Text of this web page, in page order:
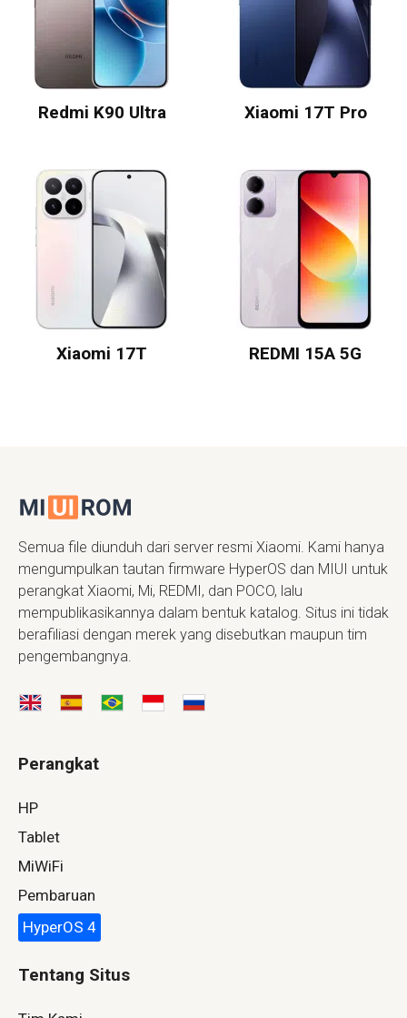
Redmi K90 Ultra Xiaomi 17T Pro
Xiaomi 17T REDMI 15A 5G
Semua file diunduh dari server resmi Xiaomi. Kami hanya
mengumpulkan tautan firmware HyperOS dan MIUI untuk
perangkat Xiaomi, Mi, REDMI, dan POCO, lalu
mempublikasikannya dalam bentuk katalog. Situs ini tidak
berafiliasi dengan merek yang disebutkan maupun tim
pengembangnya.
Perangkat
HP
Tablet
MiWiFi
Pembaruan
HyperOS 4
Tentang Situs